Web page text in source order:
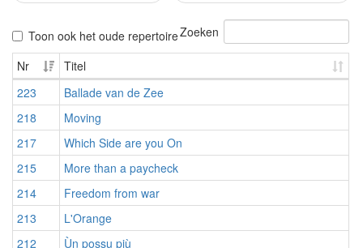
Toon ook het oude repertoireZoeken
Nr
Titel
223
Ballade van de Zee
218
Moving
217
Which Side are you On
215
More than a paycheck
214
Freedom from war
213
L'Orange
212
Ùn possu più